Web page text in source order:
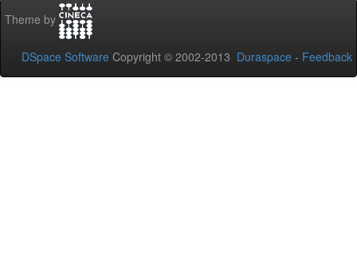
Theme by
DSpace Software Copyright © 2002-2013 Duraspace - Feedback